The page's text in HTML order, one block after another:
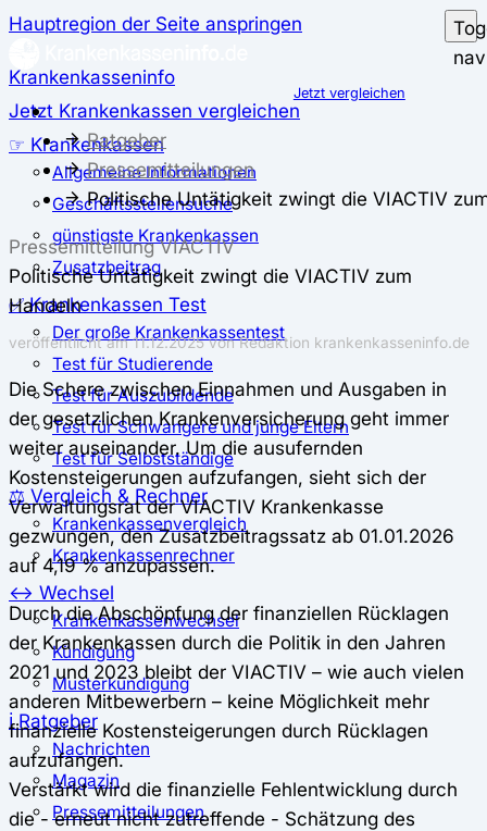
Hauptregion der Seite anspringen
Krankenkasseninfo
Jetzt Krankenkassen vergleichen
☞ Krankenkassen
Allgemeine Informationen
Geschäftsstellensuche
günstigste Krankenkassen
Zusatzbeitrag
✅ Krankenkassen Test
Der große Krankenkassentest
Test für Studierende
Test für Auszubildende
Test für Schwangere und junge Eltern
Test für Selbstständige
⚖️ Vergleich & Rechner
Krankenkassenvergleich
Krankenkassenrechner
↔ Wechsel
Krankenkassenwechsel
Kündigung
Musterkündigung
ℹ Ratgeber
Nachrichten
Magazin
Pressemitteilungen
Jetzt vergleichen
Ratgeber
Pressemitteilungen
Politische Untätigkeit zwingt die VIACTIV
Pressemitteilung VIACTIV
Politische Untätigkeit zwingt die VIACTIV zum
Handeln
veröffentlicht am 11.12.2025 von Redaktion krankenkasseninfo.de
Die Schere zwischen Einnahmen und Ausgaben in
der gesetzlichen Krankenversicherung geht immer
weiter auseinander. Um die ausufernden
Kostensteigerungen aufzufangen, sieht sich der
Verwaltungsrat der VIACTIV Krankenkasse
gezwungen, den Zusatzbeitragssatz ab 01.01.2026
auf 4,19 % anzupassen.
Durch die Abschöpfung der finanziellen Rücklagen
der Krankenkassen durch die Politik in den Jahren
2021 und 2023 bleibt der VIACTIV – wie auch vielen
anderen Mitbewerbern – keine Möglichkeit mehr
finanzielle Kostensteigerungen durch Rücklagen
aufzufangen.
Verstärkt wird die finanzielle Fehlentwicklung durch
die - erneut nicht zutreffende - Schätzung des